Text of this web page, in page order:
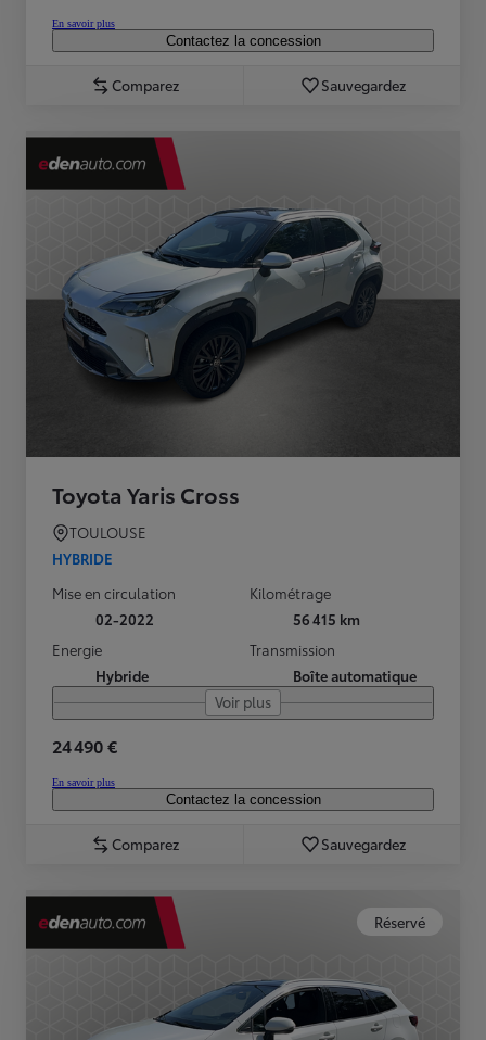
En savoir plus
Contactez la concession
Comparez Sauvegardez
Toyota Yaris Cross
TOULOUSE
HYBRIDE
Mise en circulation
02-2022
Kilométrage
56 415 km
Energie
Hybride
Transmission
Boîte automatique
Voir plus
24 490 €
En savoir plus
Contactez la concession
Comparez Sauvegardez
Réservé